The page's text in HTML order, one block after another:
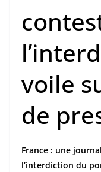
voile
de
France : une
l’interdiction du